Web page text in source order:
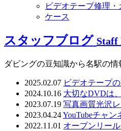
ビデオテープ修理・
ケース
スタッフブログ Staff
ダビングの豆知識から名駅の情
2025.02.07 ビデオテープ
2024.10.16 大切なDVDは
2023.07.19 写真画質光沢
2023.04.24YouTubeチャン
2022.11.01 オープンリー